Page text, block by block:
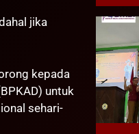
jika
kepada
untuk
sehari-